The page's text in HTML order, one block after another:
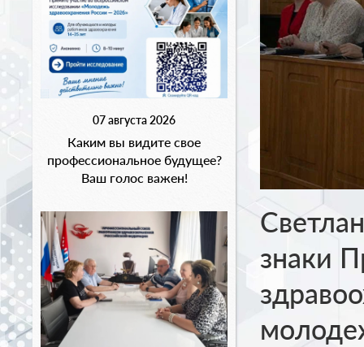
07 августа 2026
Каким вы видите свое
профессиональное будущее?
Ваш голос важен!
знаки